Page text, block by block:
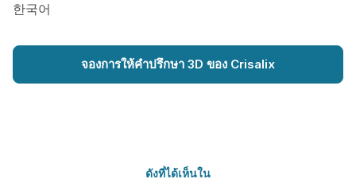
한국어
จองการให้คำปรึกษา 3D ของ Crisalix
ดังที่ได้เห็นใน